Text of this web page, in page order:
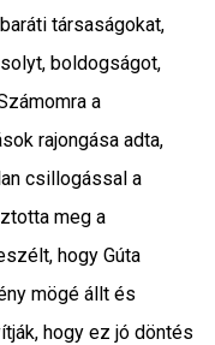
társaságokat,
boldogságot,
a
rajongása adta,
csillogással a
meg a
hogy Gúta
mögé állt és
hogy ez jó döntés